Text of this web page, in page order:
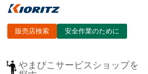
販売店検索 安全作業のために
やまびこサービスショップを